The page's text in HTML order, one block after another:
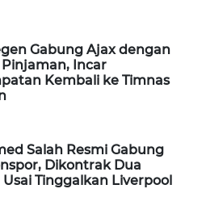
Gabung Ajax dengan
Incar
Kembali ke Timnas
Salah Resmi Gabung
Dikontrak Dua
Usai Tinggalkan Liverpool